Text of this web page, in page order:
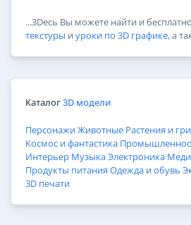
...3Dесь Вы можете найти и
текстуры и уроки по 3D графике, а
Каталог3D модели
ПерсонажиЖивотные Растения и
Космос и фантастика
Интерьер МузыкаЭлектроника
Продукты питания Одежда и обувь
3D печати